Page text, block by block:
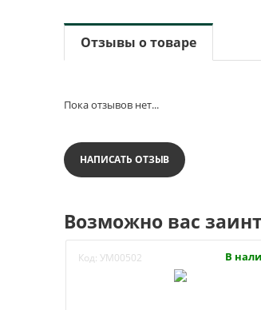
Отзывы о товаре
Пока отзывов нет...
НАПИСАТЬ ОТЗЫВ
Возможно вас
Код: УМ00502 В